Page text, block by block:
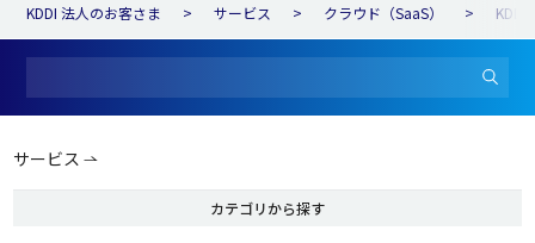
KDDI 法人のお客さま サービス クラウド（SaaS） KDDI
サービス
カテゴリから探す